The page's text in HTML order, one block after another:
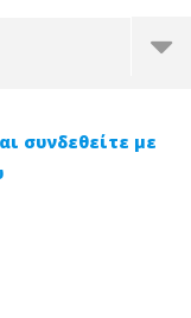
συνδεθείτε με